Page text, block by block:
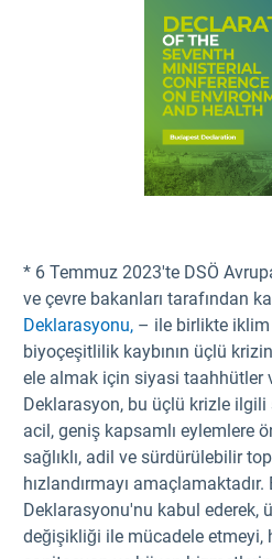
* 6 Temmuz 2023'te DSÖ
ve çevre bakanları tarafından
Deklarasyonu, – ile birlikte
biyoçeşitlilik kaybının üçlü
ele almak için siyasi taahhütler
Deklarasyon, bu üçlü krizle ilgili
acil, geniş kapsamlı eylemlere
sağlıklı, adil ve sürdürülebilir
hızlandırmayı
Deklarasyonu'nu kabul ederek,
değişikliği ile mücadele etmeyi,